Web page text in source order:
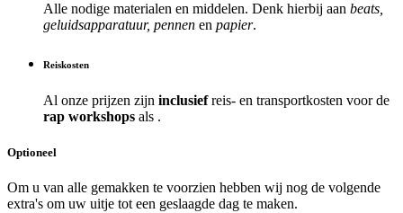
Alle nodige materialen en middelen. Denk hierbij aan beats,
geluidsapparatuur, pennen en papier.
Reiskosten
Al onze prijzen zijn inclusiefreis- en transportkosten voor de
rap workshops als .
Optioneel
Om u van alle gemakken te voorzien hebben wij nog de volgende
extra's om uw uitje tot een geslaagde dag te maken.